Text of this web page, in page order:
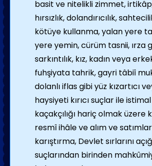
basit ve nitelikli zimmet,
hırsızlık, dolandırıcılık,
kötüye kullanma, yalan yere
yere yemin, cürüm tasnii, ırza
sarkıntılık, kız, kadın veya
fuhşiyata tahrik, gayri tâbiî
dolanlı iflas gibi yüz kızartıcı
haysiyeti kırıcı suçlar ile
kaçakçılığı hariç olmak üzere
resmî ihâle ve alım ve
karıştırma, Devlet sırlarını
suçlarından birinden